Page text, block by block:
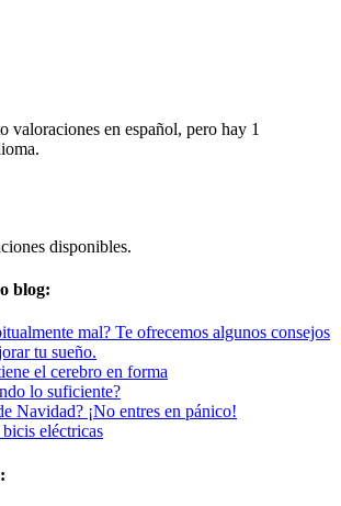
valoraciones en español, pero hay 1
disponibles.
blog:
mal? Te ofrecemos algunos consejos
tu sueño.
el cerebro en forma
lo suficiente?
Navidad? ¡No entres en pánico!
eléctricas